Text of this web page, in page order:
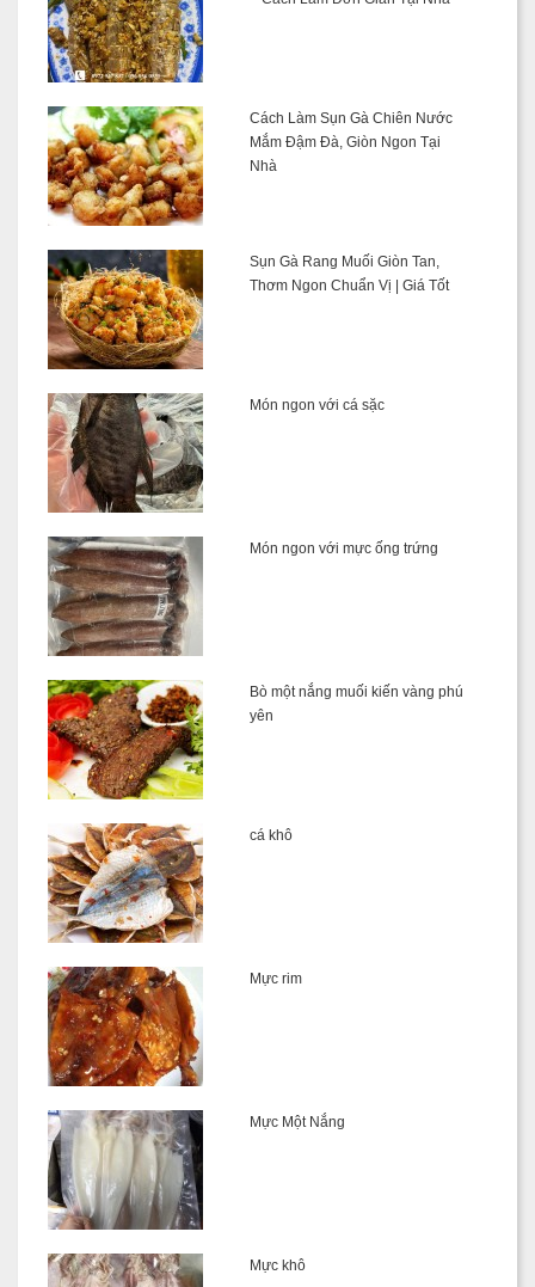
Cách Làm Sụn Gà Chiên Nước
Mắm Đậm Đà, Giòn Ngon Tại
Nhà
Sụn Gà Rang Muối Giòn Tan,
Thơm Ngon Chuẩn Vị | Giá Tốt
Món ngon với cá sặc
Món ngon với mực ống trứng
Bò một nắng muối kiến vàng phú
yên
cá khô
Mực rim
Mực Một Nắng
Mực khô